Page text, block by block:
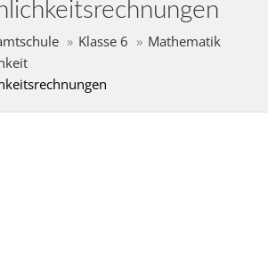
Klasse 6
Mathematik